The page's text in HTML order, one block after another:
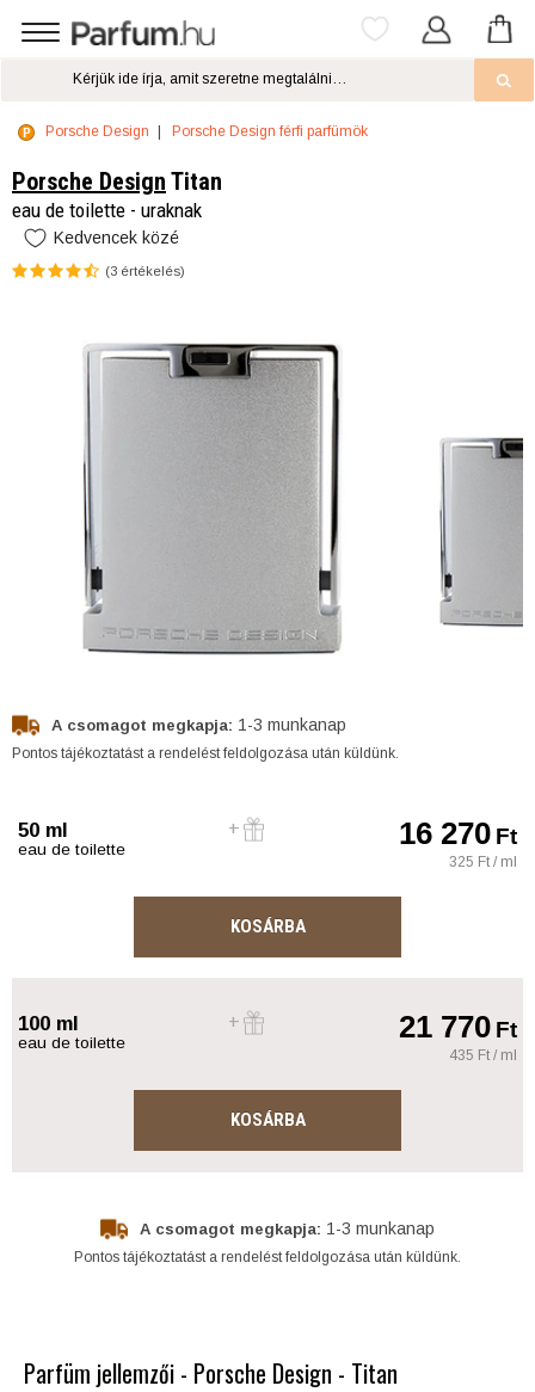
Porsche Design Porsche Design férfi parfümök
Porsche Design Titan
eau de toilette - uraknak
Kedvencek közé
(3 értékelés)
A csomagot megkapja: 1-3 munkanap
Pontos tájékoztatást a rendelést feldolgozása után küldünk.
50 ml
eau de toilette 16 270Ft
325 Ft / ml
KOSÁRBA
100 ml
eau de toilette 21 770Ft
435 Ft / ml
KOSÁRBA
A csomagot megkapja: 1-3 munkanap
Pontos tájékoztatást a rendelést feldolgozása után küldünk.
Parfüm jellemzői - Porsche Design - Titan